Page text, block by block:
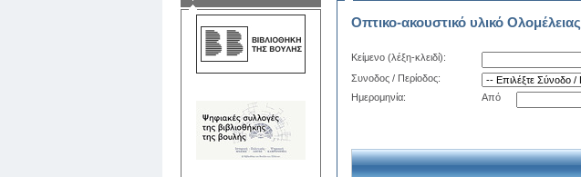
Οπτικο-ακουστικό υλικό Ολομέλειας
Κείμενο (λέξη-κλειδί):
Συνοδος / Περίοδος:
Ημερομηνία:
Από